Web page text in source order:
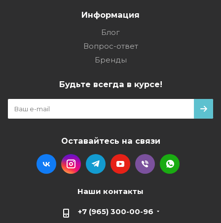
Информация
Блог
Вопрос-ответ
Бренды
Будьте всегда в курсе!
Оставайтесь на связи
Наши контакты
+7 (965) 300-00-96